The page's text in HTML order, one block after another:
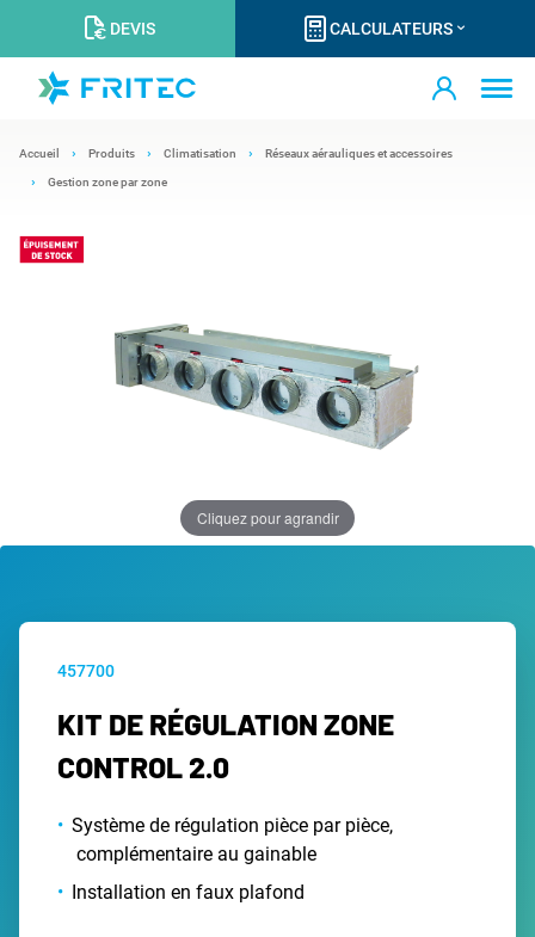
DEVIS CALCULATEURS
Accueil Produits Climatisation Réseaux aérauliques et accessoires
Gestion zone par zone
Cliquez pour agrandir
457700
KIT DE RÉGULATION ZONE
CONTROL 2.0
Système de régulation pièce par pièce,
complémentaire au gainable
Installation en faux plafond